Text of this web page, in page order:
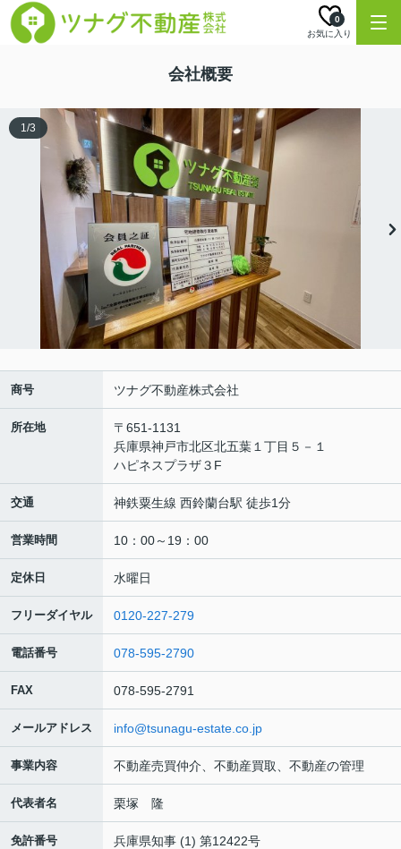
お気に入り
0
会社概要
1/3
商号 ツナグ不動産株式会社
所在地
〒651-1131
兵庫県神戸市北区北五葉１丁目５－１
ハピネスプラザ３F
交通 神鉄粟生線 西鈴蘭台駅 徒歩1分
営業時間 10：00～19：00
定休日 水曜日
フリーダイヤル 0120-227-279
電話番号 078-595-2790
FAX 078-595-2791
メールアドレス info@tsunagu-estate.co.jp
事業内容 不動産売買仲介、不動産買取、不動産の管理
代表者名 栗塚 隆
免許番号 兵庫県知事 (1) 第12422号